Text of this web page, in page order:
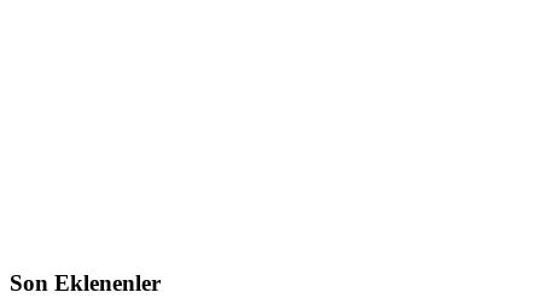
Son Eklenenler